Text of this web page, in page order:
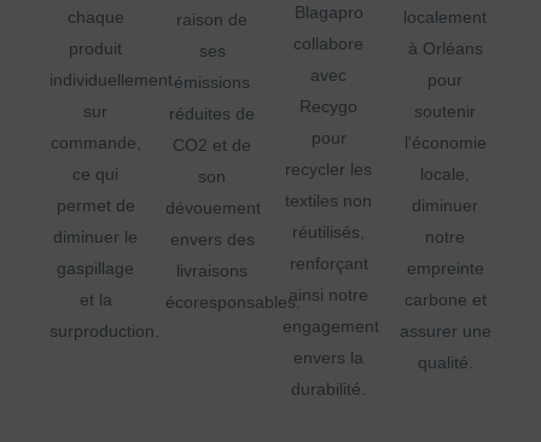
chaque
produit
individuellement
sur
commande,
ce qui
permet de
diminuer le
gaspillage
et la
surproduction.
raison de
ses
émissions
réduites de
CO2 et de
son
dévouement
envers des
livraisons
écoresponsables.
Blagapro
collabore
avec
Recygo
pour
recycler les
textiles non
réutilisés,
renforçant
ainsi notre
engagement
envers la
durabilité.
localement
à Orléans
pour
soutenir
l'économie
locale,
diminuer
notre
empreinte
carbone et
assurer une
qualité.